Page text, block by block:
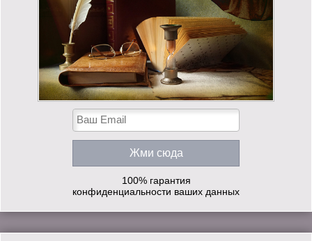
100% гарантия
конфиденциальности ваших данных